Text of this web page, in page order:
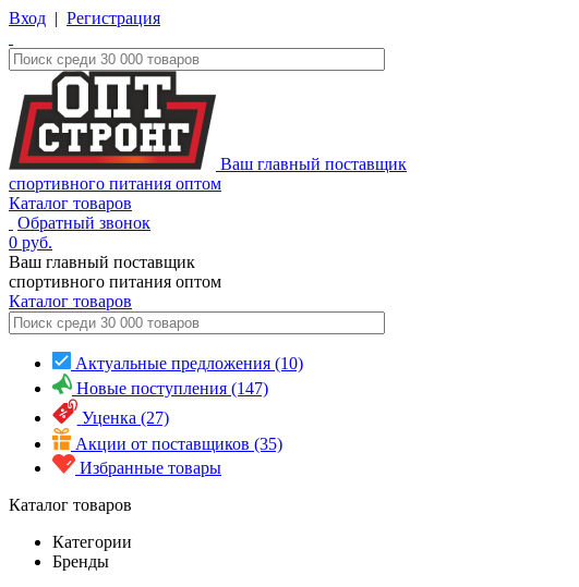
Вход | Регистрация
Ваш главный поставщик
спортивного питания оптом
Каталог товаров
Обратный звонок
0 руб.
Ваш главный поставщик
спортивного питания оптом
Каталог товаров
Актуальные предложения (10)
Новые поступления (147)
Уценка (27)
Акции от поставщиков (35)
Избранные товары
Каталог товаров
Категории
Бренды